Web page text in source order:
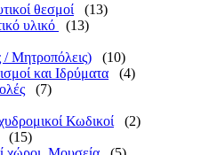
θεσμοί
(13)
υλικό
(13)
/ Μητροπόλεις)
(10)
και Ιδρύματα
(4)
(7)
Κωδικοί
(2)
(15)